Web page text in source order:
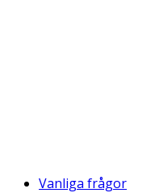
Vanliga frågor